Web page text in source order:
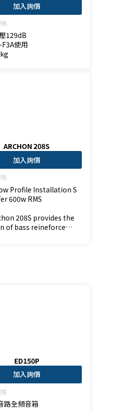
加入詢價
129dB
使用
ARCHON 208S
加入詢價
Profile Installation S
600w RMS
208S provides the
of bass reineforceme
Can be wall mo
optional AC-W208
ED150P
加入詢價
路全頻音箱